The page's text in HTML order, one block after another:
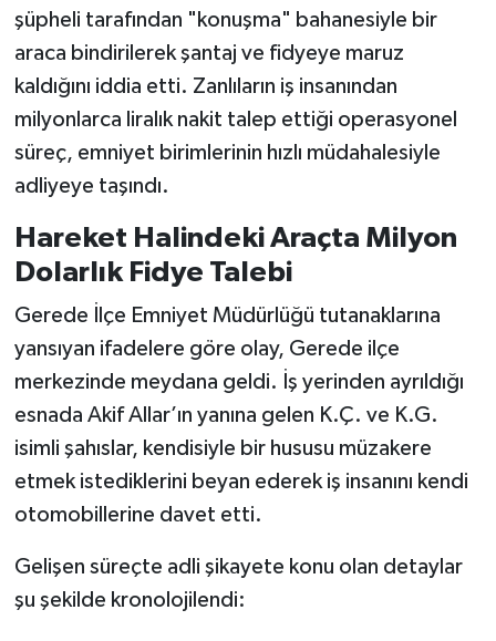
şüpheli tarafından "konuşma" bahanesiyle bir
araca bindirilerek şantaj ve fidyeye maruz
kaldığını iddia etti. Zanlıların iş insanından
milyonlarca liralık nakit talep ettiği operasyonel
süreç, emniyet birimlerinin hızlı müdahalesiyle
adliyeye taşındı.
Hareket Halindeki Araçta Milyon
Dolarlık Fidye Talebi
Gerede İlçe Emniyet Müdürlüğü tutanaklarına
yansıyan ifadelere göre olay, Gerede ilçe
merkezinde meydana geldi. İş yerinden ayrıldığı
esnada Akif Allar’ın yanına gelen K.Ç. ve K.G.
isimli şahıslar, kendisiyle bir hususu müzakere
etmek istediklerini beyan ederek iş insanını kendi
otomobillerine davet etti.
Gelişen süreçte adli şikayete konu olan detaylar
şu şekilde kronolojilendi: